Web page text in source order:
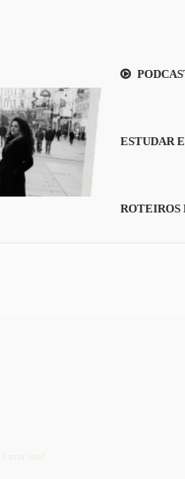
ESTUDAR
ROTEIROS
1 min read